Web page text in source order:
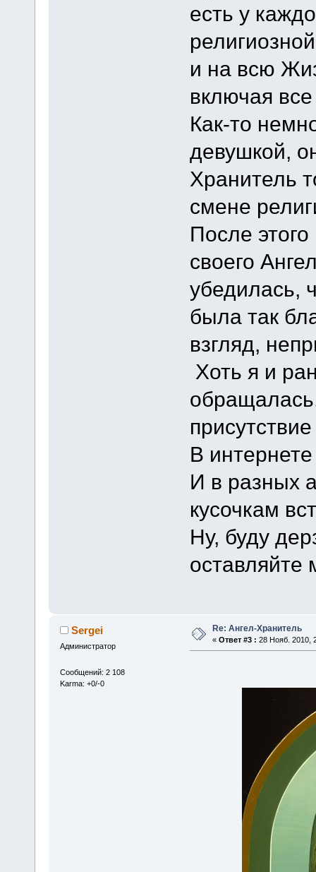
есть у
и на всю
включая
Как-то
девушкой,
Хранитель
смене
После
своего
убедилась,
была так
взгляд,
Хоть я и
В
И в разных
кусочкам
Ну, буду
оставляйте
Sergei
Администратор
Сообщений: 2 108
Karma: +0/-0
Re: Ангел-Хранитель
« Ответ #3 : 28 Нояб. 2010,